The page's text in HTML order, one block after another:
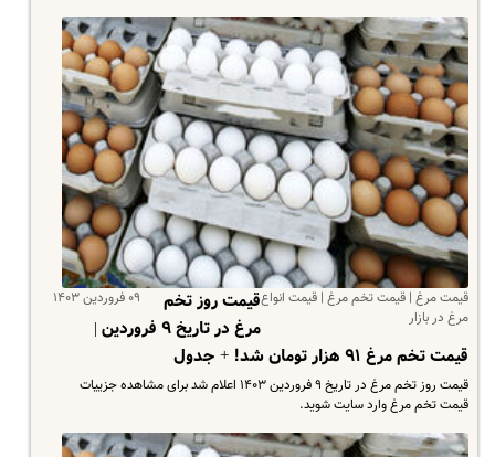
قیمت مرغ | قیمت تخم مرغ | قیمت انواع
مرغ در بازار
۰۹ فروردین ۱۴۰۳
قیمت روز تخم
مرغ در تاریخ ۹ فروردین |
قیمت تخم مرغ ۹۱ هزار تومان شد! + جدول
قیمت روز تخم مرغ در تاریخ ۹ فروردین ۱۴۰۳ اعلام شد برای مشاهده جزییات
قیمت تخم مرغ وارد سایت شوید.